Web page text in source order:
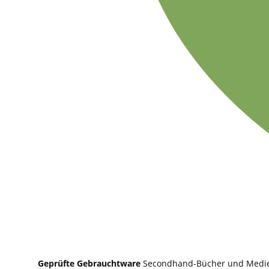
Geprüfte Gebrauchtware Secondhand-Bücher und